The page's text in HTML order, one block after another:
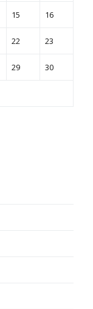
15 16
22 23
29 30